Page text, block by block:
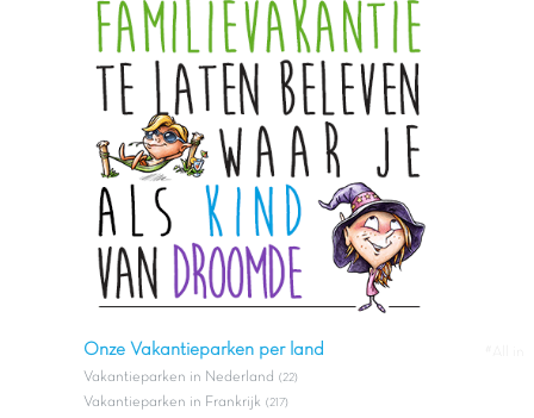
Onze Vakantieparken per land
Vakantieparken in Nederland (22)
Vakantieparken in Frankrijk (217)